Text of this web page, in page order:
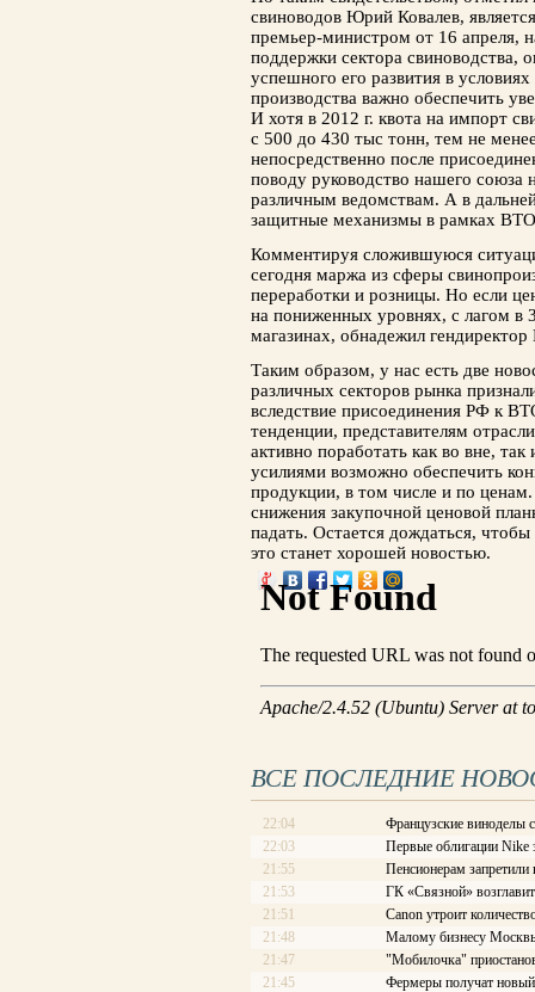
свиноводов Юрий Ковалев,
премьер-министром от 16 апреля,
поддержки сектора свиноводства,
успешного его развития в
производства важно обеспечить
И хотя в 2012 г. квота на импорт
с 500 до 430 тыс тонн, тем не
непосредственно после
поводу руководство нашего союза
различным ведомствам. А в
защитные механизмы в рамках
Комментируя сложившуюся
сегодня маржа из сферы
переработки и розницы. Но если
на пониженных уровнях, с лагом в
магазинах, обнадежил
Таким образом, у нас есть две
различных секторов рынка
вследствие присоединения РФ к
тенденции, представителям
активно поработать как во вне,
усилиями возможно обеспечить
продукции, в том числе и по
снижения закупочной ценовой
падать. Остается дождаться,
это станет хорошей новостью.
ВСЕ ПОСЛЕДНИЕ
22:04
Французские виноделы
22:03
Первые облигации Nike
21:55
Пенсионерам запретили
21:53
ГК «Связной»
21:51
Canon утроит
21:48
Малому бизнесу
21:47
"Мобилочка"
21:45
Фермеры получат